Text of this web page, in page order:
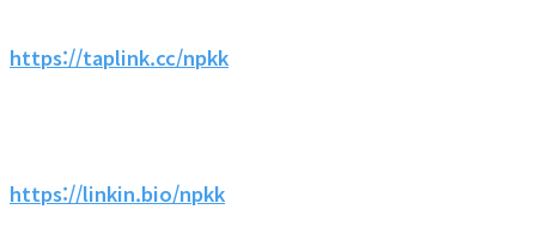
https://taplink.cc/npkk
https://linkin.bio/npkk